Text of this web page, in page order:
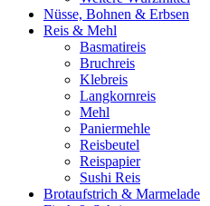
Nüsse, Bohnen & Erbsen
Reis & Mehl
Basmatireis
Bruchreis
Klebreis
Langkornreis
Mehl
Paniermehle
Reisbeutel
Reispapier
Sushi Reis
Brotaufstrich & Marmelade